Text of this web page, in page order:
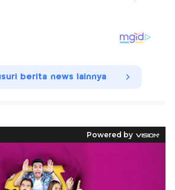
berita news lainnya